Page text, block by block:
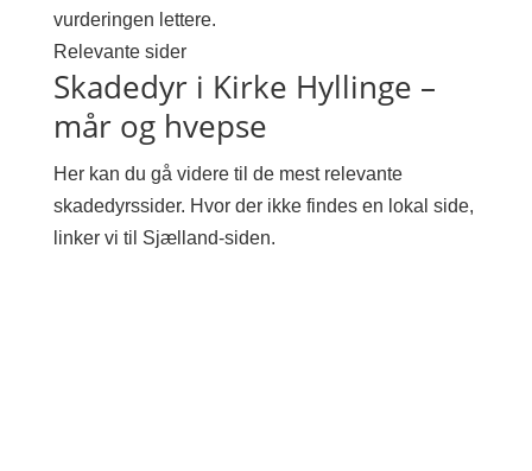
vurderingen lettere.
Relevante sider
Skadedyr i Kirke Hyllinge –
mår og hvepse
Her kan du gå videre til de mest relevante
skadedyrssider. Hvor der ikke findes en lokal side,
linker vi til Sjælland-siden.